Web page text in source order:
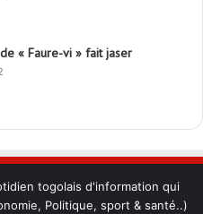
« Faure-vi » fait jaser
togolais d'information qui
Politique, sport & santé..)